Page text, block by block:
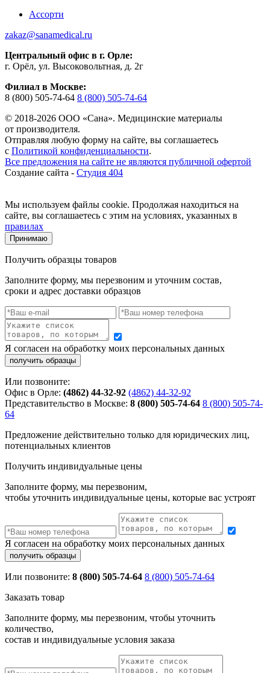
Ассорти
zakaz@sanamedical.ru
Центральный офис в г. Орле:
г. Орёл, ул. Высоковольтная, д. 2г
Филиал в Москве:
8 (800) 505-74-64 8 (800) 505-74-64
© 2018-2026 ООО «Сана». Медицинские материалы
от производителя.
Отправляя любую форму на сайте, вы соглашаетесь
с Политикой конфиденциальности.
Все предложения на сайте не являются публичной офертой
Создание сайта - Студия 404
Мы используем файлы cookie. Продолжая находиться на
сайте, вы соглашаетесь с этим на условиях, указанных в
правилах
Принимаю
Получить образцы товаров
Заполните форму, мы перезвоним и уточним состав,
сроки и адрес доставки образцов
Я согласен на обработку моих персональных данных
Или позвоните:
Офис в Орле: (4862) 44-32-92 (4862) 44-32-92
Представительство в Москве: 8 (800) 505-74-64 8 (800) 505-74-
64
Предложение действительно только для юридических лиц,
потенциальных клиентов
Получить индивидуальные цены
Заполните форму, мы перезвоним,
чтобы уточнить индивидуальные цены, которые вас устроят
Я согласен на обработку моих персональных данных
Или позвоните: 8 (800) 505-74-64 8 (800) 505-74-64
Заказать товар
Заполните форму, мы перезвоним, чтобы уточнить
количество,
состав и индивидуальные условия заказа